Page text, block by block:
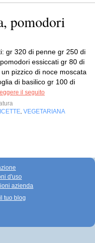
pomodori
gr 320 di penne gr 250 di
essiccati gr 80 di
pizzico di noce moscata
di basilico gr 100 di
il seguito
VEGETARIANA
d'uso
azienda
tuo blog